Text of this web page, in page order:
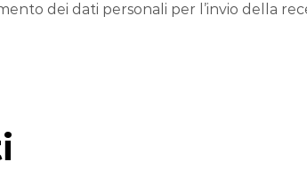
dei dati personali per l’invio della